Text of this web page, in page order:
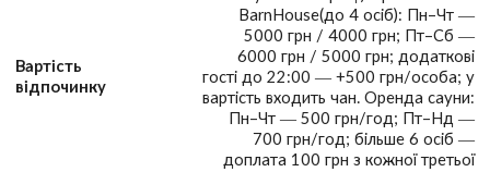
Вартість
відпочинку
BarnHouse(до 4 осіб): Пн–Чт —
5000 грн / 4000 грн; Пт–Сб —
6000 грн / 5000 грн; додаткові
гості до 22:00 — +500 грн/особа; у
вартість входить чан. Оренда сауни:
Пн–Чт — 500 грн/год; Пт–Нд —
700 грн/год; більше 6 осіб —
доплата 100 грн з кожної третьої